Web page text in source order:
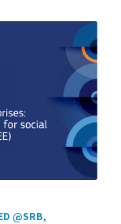
@SRB,